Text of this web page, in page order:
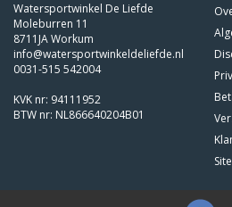
Watersportwinkel De Liefde
Moleburren 11
8711JA Workum
info@watersportwinkeldeliefde.nl
0031-515 542004
KVK nr: 94111952
BTW nr: NL866640204B01